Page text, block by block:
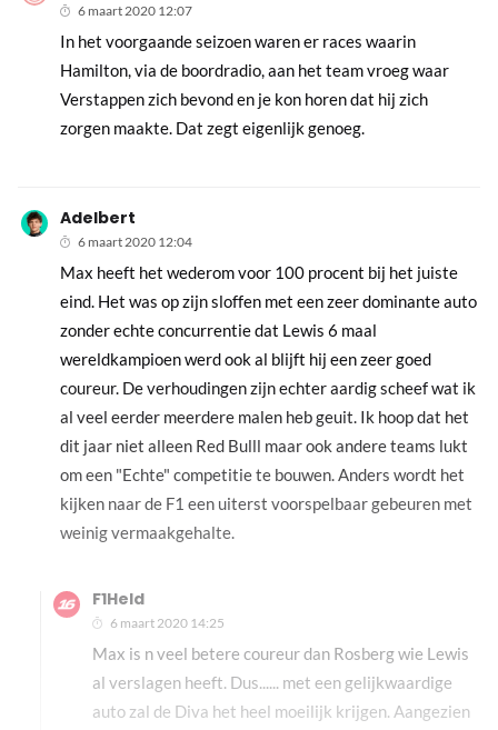
Adelbert
6 maart 2020 12:04
Max heeft het wederom voor 100 procent bij het juiste
eind. Het was op zijn sloffen met een zeer dominante auto
zonder echte concurrentie dat Lewis 6 maal
wereldkampioen werd ook al blijft hij een zeer goed
coureur. De verhoudingen zijn echter aardig scheef wat ik
al veel eerder meerdere malen heb geuit. Ik hoop dat het
dit jaar niet alleen Red Bulll maar ook andere teams lukt
om een "Echte" competitie te bouwen. Anders wordt het
kijken naar de F1 een uiterst voorspelbaar gebeuren met
weinig vermaakgehalte.
F1Held
6 maart 2020 14:25
Max is n veel betere coureur dan Rosberg wie Lewis
al verslagen heeft. Dus...... met een gelijkwaardige
auto zal de Diva het heel moeilijk krijgen. Aangezien
6 maart 2020 12:07
In het voorgaande seizoen waren er races waarin
Hamilton, via de boordradio, aan het team vroeg waar
Verstappen zich bevond en je kon horen dat hij zich
zorgen maakte. Dat zegt eigenlijk genoeg.